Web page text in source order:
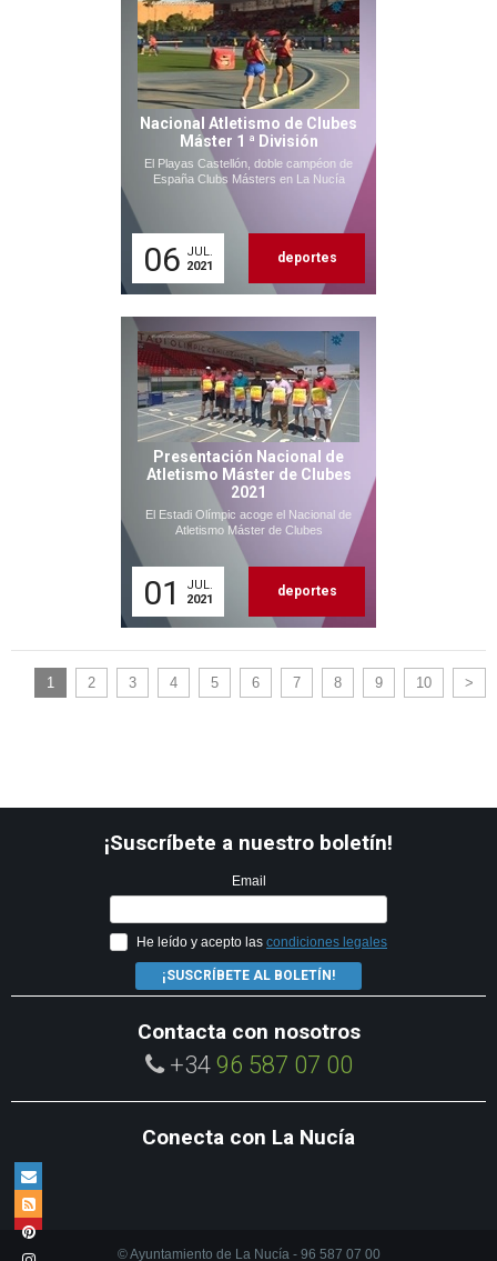
Nacional Atletismo de Clubes
Máster 1 ª División
El Playas Castellón, doble campéon de
España Clubs Másters en La Nucía
06 JUL.
2021
deportes
Presentación Nacional de
Atletismo Máster de Clubes
2021
El Estadi Olímpic acoge el Nacional de
Atletismo Máster de Clubes
01
JUL.
2021
deportes
1 2 3 4 5 6 7 8 9 10 >
¡Suscríbete a nuestro boletín!
Email
He leído y acepto las condiciones legales
¡SUSCRÍBETE AL BOLETÍN!
Contacta con nosotros
+34 96 587 07 00
Conecta con La Nucía
© Ayuntamiento de La Nucía - 96 587 07 00